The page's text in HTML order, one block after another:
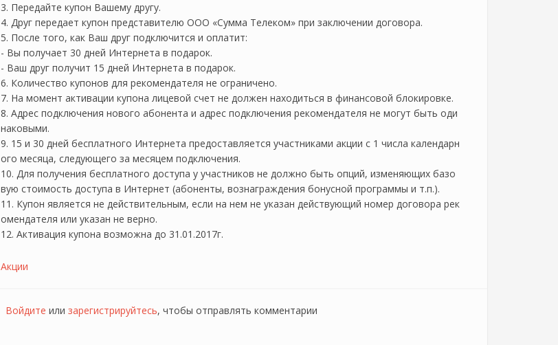
3. Передайте купон Вашему другу.
4. Друг передает купон представителю ООО «Сумма Телеком» при заключении договора.
5. После того, как Ваш друг подключится и оплатит:
- Вы получает 30 дней Интернета в подарок.
- Ваш друг получит 15 дней Интернета в подарок.
6. Количество купонов для рекомендателя не ограничено.
7. На момент активации купона лицевой счет не должен находиться в финансовой блокировке.
8. Адрес подключения нового абонента и адрес подключения рекомендателя не могут быть оди
наковыми.
9. 15 и 30 дней бесплатного Интернета предоставляется участниками акции с 1 числа календарн
ого месяца, следующего за месяцем подключения.
10. Для получения бесплатного доступа у участников не должно быть опций, изменяющих базо
вую стоимость доступа в Интернет (абоненты, вознаграждения бонусной программы и т.п.).
11. Купон является не действительным, если на нем не указан действующий номер договора рек
омендателя или указан не верно.
12. Активация купона возможна до 31.01.2017г.
Акции
Войдите или зарегистрируйтесь, чтобы отправлять комментарии